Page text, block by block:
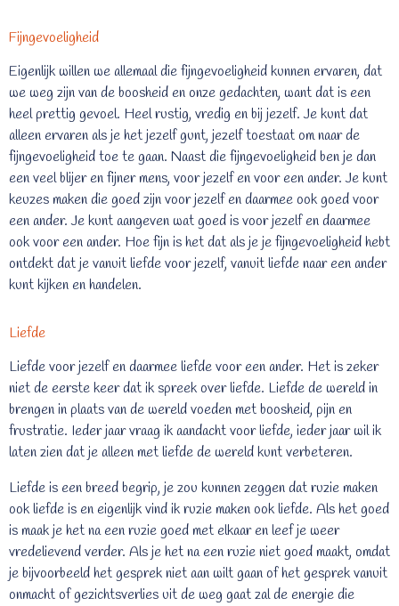
Fijngevoeligheid
Eigenlijk willen we allemaal die fijngevoeligheid kunnen ervaren, dat
we weg zijn van de boosheid en onze gedachten, want dat is een
heel prettig gevoel. Heel rustig, vredig en bij jezelf. Je kunt dat
alleen ervaren als je het jezelf gunt, jezelf toestaat om naar de
fijngevoeligheid toe te gaan. Naast die fijngevoeligheid ben je dan
een veel blijer en fijner mens, voor jezelf en voor een ander. Je kunt
keuzes maken die goed zijn voor jezelf en daarmee ook goed voor
een ander. Je kunt aangeven wat goed is voor jezelf en daarmee
ook voor een ander. Hoe fijn is het dat als je je fijngevoeligheid hebt
ontdekt dat je vanuit liefde voor jezelf, vanuit liefde naar een ander
kunt kijken en handelen.
Liefde
Liefde voor jezelf en daarmee liefde voor een ander. Het is zeker
niet de eerste keer dat ik spreek over liefde. Liefde de wereld in
brengen in plaats van de wereld voeden met boosheid, pijn en
frustratie. Ieder jaar vraag ik aandacht voor liefde, ieder jaar wil ik
laten zien dat je alleen met liefde de wereld kunt verbeteren.
Liefde is een breed begrip, je zou kunnen zeggen dat ruzie maken
ook liefde is en eigenlijk vind ik ruzie maken ook liefde. Als het goed
is maak je het na een ruzie goed met elkaar en leef je weer
vredelievend verder. Als je het na een ruzie niet goed maakt, omdat
je bijvoorbeeld het gesprek niet aan wilt gaan of het gesprek vanuit
onmacht of gezichtsverlies uit de weg gaat zal de energie die